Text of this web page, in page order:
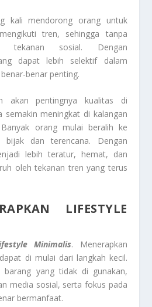
kali mendorong orang untuk
tren, sehingga tanpa
tekanan sosial. Dengan
dapat lebih selektif dalam
benar penting.
akan pentingnya kualitas di
semakin meningkat di kalangan
orang mulai beralih ke
bijak dan terencana. Dengan
lebih teratur, hemat, dan
oleh tekanan tren yang terus
LIFESTYLE
Minimalis. Menerapkan
di mulai dari langkah kecil.
barang yang tidak di gunakan,
media sosial, serta fokus pada
bermanfaat.